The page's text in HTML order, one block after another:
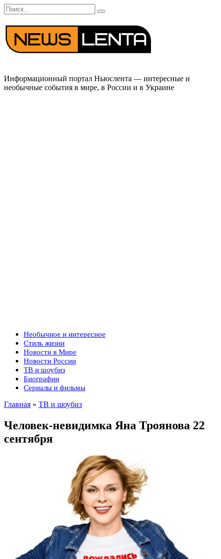
Перейти
к
содержанию
Search
for:
Информационный портал Ньюслента — интересные и
необычные события в мире, в России и в Украине
Необычное и интересное
Стиль жизни
Новости в Мире
Новости России
ТВ и шоубиз
Биографии
Сериалы и фильмы
Главная » ТВ и шоубиз
Человек-невидимка Яна Троянова 22
сентября